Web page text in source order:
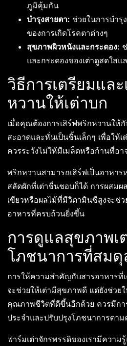
ภูมิคุ้มกัน
บำรุงสายตา: ช่วยในการบำรุ
ของการเกิดโรคตาต่างๆ
สุขภาพผิวหนังและกระดอง:
และกระดองของเต่าดูสดใส
วิธีการเตรียมแล
หวานให้เต่าบก
เมื่อคุณต้องการเสิร์ฟพริกหวานให้กั
สะอาดและหั่นเป็นชิ้นเล็กๆ เพื่อให้
ควรระวังไม่ให้มีเมล็ดหรือก้านที่อา
พริกหวานสามารถเสิร์ฟเป็นอาหา
สลัดผักที่เต่าชื่นชอบก็ได้ การผสม
เขียวหรือผลไม้ที่มีวิตามินซีสูงจะช่ว
อาหารที่ครบถ้วนยิ่งขึ้น
การดูแลสุขภาพเ
โภชนาการที่สมดุ
การให้ความสำคัญกับสารอาหารที่
จะช่วยให้เต่ามีสุขภาพดี แต่ยังช่วย
คุณภาพชีวิตที่ดีขึ้นอีกด้วย ควรมีกา
ประจำและปรับปรุงโภชนาการตา
ฟาร์มเต่าจักรพรรดิของเรามีควา